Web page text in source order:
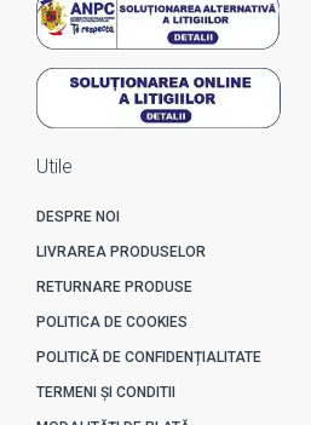
Utile
DESPRE NOI
LIVRAREA PRODUSELOR
RETURNARE PRODUSE
POLITICA DE COOKIES
POLITICĂ DE CONFIDENȚIALITATE
TERMENI ȘI CONDITII